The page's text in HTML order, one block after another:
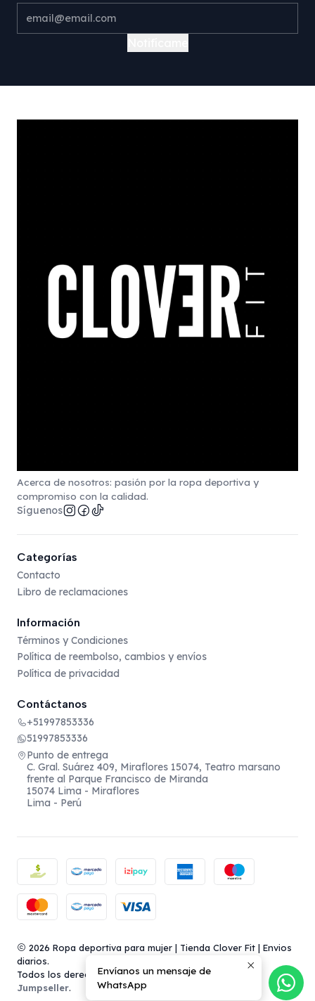
Acerca de nosotros: pasión por la ropa deportiva y
compromiso con la calidad.
Síguenos
Categorías
Contacto
Libro de reclamaciones
Información
Términos y Condiciones
Política de reembolso, cambios y envíos
Política de privacidad
Contáctanos
+51997853336
51997853336
Punto de entrega
C. Gral. Suárez 409, Miraflores 15074, Teatro marsano
frente al Parque Francisco de Miranda
15074 Lima - Miraflores
Lima - Perú
2026 Ropa deportiva para mujer | Tienda Clover Fit | Envios
diarios.
Todos los derechos reservados.Desarrollado por
Jumpseller.
Envíanos un mensaje de
WhatsApp